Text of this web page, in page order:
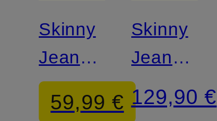
Skinny
Jeans
TILLAA
59,99 €
Skinny
Jeans
LEJAANI
129,90 €